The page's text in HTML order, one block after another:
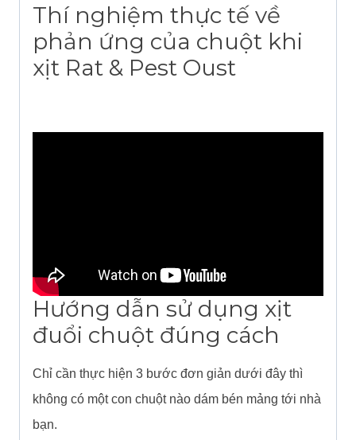
Thí nghiệm thực tế về
phản ứng của chuột khi
xịt Rat & Pest Oust
Hướng dẫn sử dụng xịt
đuổi chuột đúng cách
Chỉ cần thực hiện 3 bước đơn giản dưới đây thì
không có một con chuột nào dám bén mảng tới nhà
bạn.